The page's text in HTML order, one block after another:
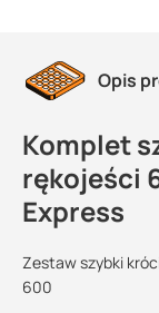
Opis
Komplet
rękojeści
Express
Zestaw szybki
600